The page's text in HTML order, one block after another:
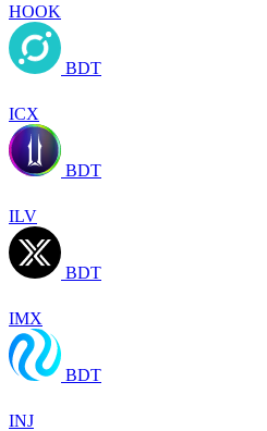
HOOK
BDT
ICX
BDT
ILV
BDT
IMX
BDT
INJ